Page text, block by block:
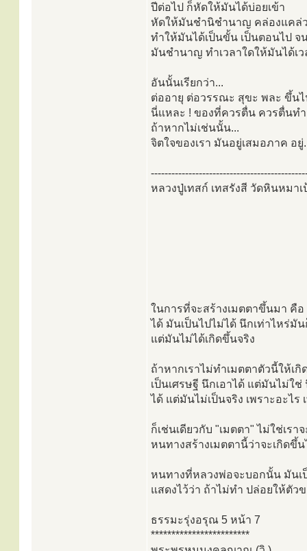
ปีต่อไป ก็หัดให้มันได้บ่อยเข้า
หัดให้มันชำนิชำนาญ คล่องแคล่
ทำให้มันได้เป็นขั้น เป็นตอนไป จ
มันชำนาญ ทำเวลาใดให้มันได้เ
อันนั้นเรียกว่า...
ต่ออายุ ต่อวรรณะ สุขะ พละ ขึ้นไ
นี่แหละ ! ของที่ควรตื่น ควรตื่นท
ถ้าหากไม่เช่นนั้น...
จิตใจของเรา มันอยู่เสมอภาค อยู่
หลวงปู่เทสก์ เทสรังสี วัดหินหมาเ
ในการที่จะสร้างเมตตาขึ้นมา คื
ได้ มันเป็นไปไม่ได้ นึกเท่าไหร่มั
แต่มันไม่ได้เกิดขึ้นจริง
ถ้าหากเราไม่ทำเมตตาตัวนี้ให้เ
เป็นเศรษฐี นึกเอาได้ แต่มันไม่ใ
ได้ แต่มันไม่เป็นจริง เพราะอะไร
ก็เช่นเดียวกับ "เมตตา" ไม่ใช่เร
หนทางสร้างเมตตานี้ว่าจะเกิดขึ้
หนทางที่หลวงพ่อจะบอกนั้น มันเ
แสดงไว้ว่า ถ้าไม่ทำ ปล่อยให้ตัว
ธรรมะรุ่งอรุณ 5 หน้า 7
************************